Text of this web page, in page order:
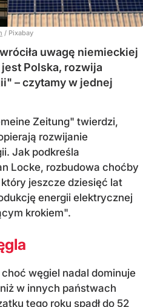
/ Pixabay
uwagę niemieckiej
Polska, rozwija
– czytamy w jednej
Zeitung" twierdzi,
rozwijanie
Jak podkreśla
Locke, rozbudowa choćby
jeszcze dziesięć lat
energii elektrycznej
krokiem".
węgiel nadal dominuje
w innych państwach
tego roku spadł do 52